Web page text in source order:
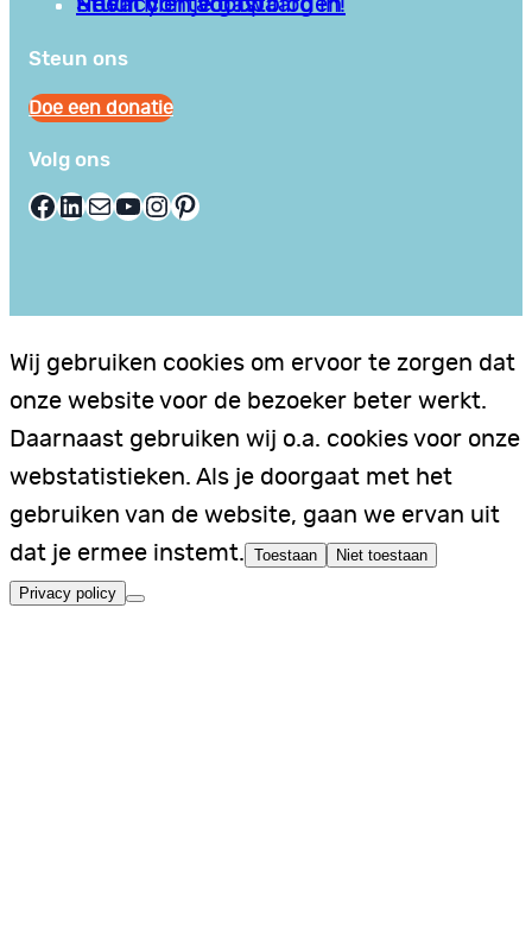
Privacy en Voorwaarden
Stuur hier je gastblog in!
Neem contact op
Steun ons
Doe een donatie
Volg ons
Facebook LinkedIn E-mail YouTube InstagramPinterest
Wij gebruiken cookies om ervoor te zorgen dat
onze website voor de bezoeker beter werkt.
Daarnaast gebruiken wij o.a. cookies voor onze
webstatistieken. Als je doorgaat met het
gebruiken van de website, gaan we ervan uit
dat je ermee instemt. Toestaan Niet toestaan
Privacy policy